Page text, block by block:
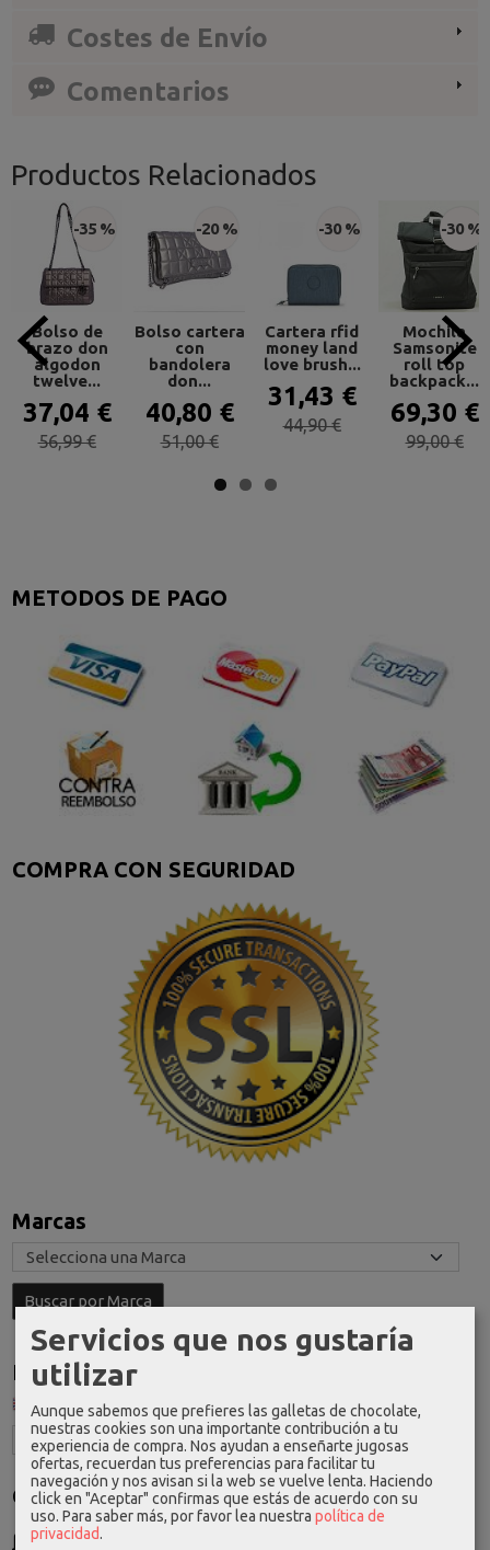
METODOS DE PAGO
COMPRA CON SEGURIDAD
Marcas
Idioma
Costes de Envío
GRATIS *
Costes de Envío
Comentarios
Productos Relacionados
-35 %
Bolso de
brazo don
algodon
twelve...
37,04 €
56,99 €
-20 %
Bolso cartera
con
bandolera
don...
40,80 €
51,00 €
-30 %
Cartera rfid
money land
love brush...
31,43 €
44,90 €
-30 %
Mochila
Samsonite
roll top
backpack...
69,30 €
99,00 €
Servicios que nos gustaría
utilizar
Aunque sabemos que prefieres las galletas de chocolate,
nuestras cookies son una importante contribución a tu
experiencia de compra. Nos ayudan a enseñarte jugosas
ofertas, recuerdan tus preferencias para facilitar tu
navegación y nos avisan si la web se vuelve lenta. Haciendo
click en "Aceptar" confirmas que estás de acuerdo con su
uso. Para saber más, por favor lea nuestra política de
privacidad.